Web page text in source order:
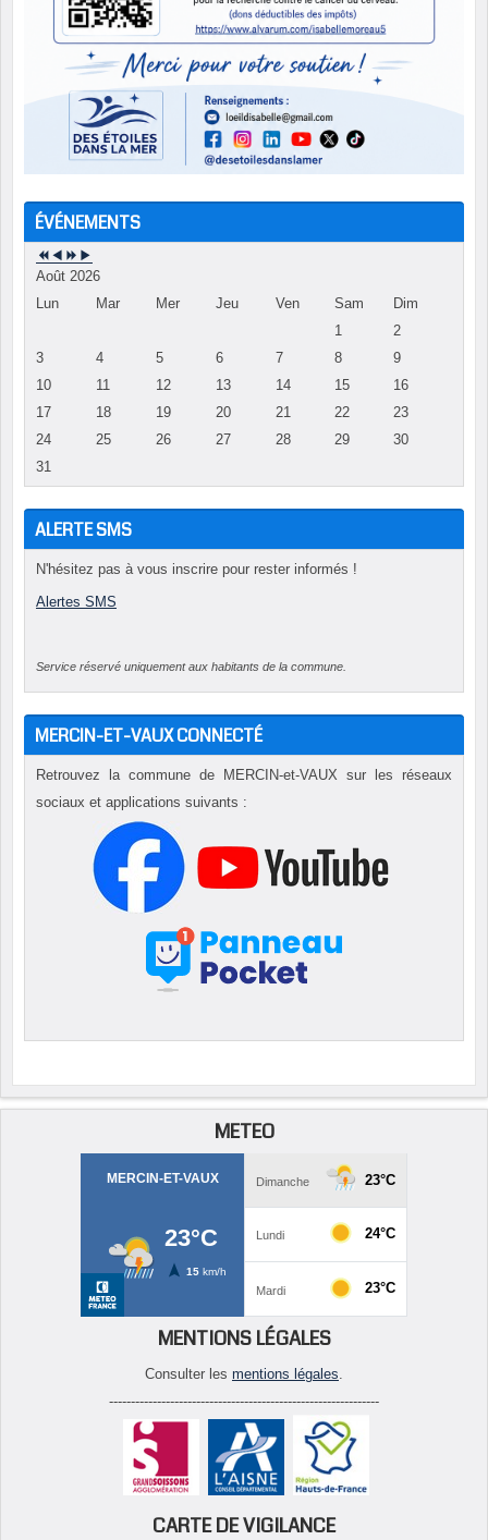
ÉVÉNEMENTS
Août 2026
Lun
Mar Mer Jeu Ven Sam
Dim
1
2
3
4 5 6 7 8
9
10
11 12 13 14 15
16
17
18 19 20 21 22
23
24
25 26 27 28 29
30
31
ALERTE SMS
N'hésitez pas à vous inscrire pour rester informés !
Alertes SMS
Service réservé uniquement aux habitants de la commune.
MERCIN-ET-VAUX CONNECTÉ
Retrouvez la commune de MERCIN-et-VAUX sur les réseaux
sociaux et applications suivants :
METEO
MENTIONS LÉGALES
Consulter les mentions légales
--------------------------------------------------------------
CARTE DE VIGILANCE